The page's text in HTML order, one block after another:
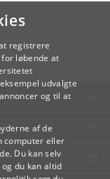
registrere
løbende at
udvalgte
og til at
af de
computer eller
Du kan selv
du kan altid